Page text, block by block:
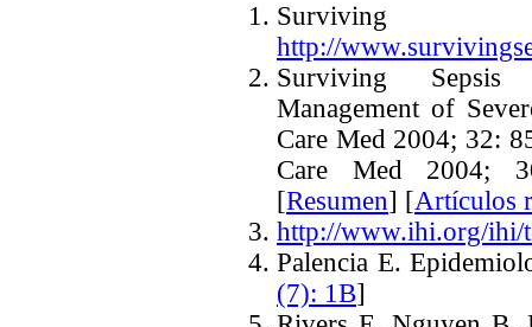
Surviving
http://
Surviving
Management of
Care Med 2004; 32:
Care Med 2004;
[Resumen] [Artículos
http://www.ihi.org/ihi/
Palencia E.
(7): 1B]